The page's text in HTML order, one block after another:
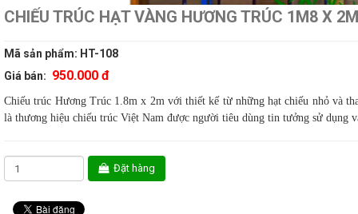
CHIẾU TRÚC HẠT VÀNG HƯƠNG TRÚC 1M8 X 2M
Mã sản phẩm: HT-108
Giá bán: 950.000 đ
Chiếu trúc Hương Trúc 1.8m x 2m với thiết kế từ những hạt chiếu nhỏ và
là thương hiệu chiếu trúc Việt Nam được người tiêu dùng tin tưởng sử dụng
Đặt hàng